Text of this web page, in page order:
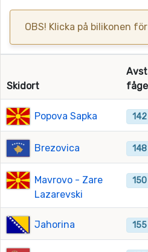
OBS! Klicka på bilikonen
Skidort
Popova Sapka
Brezovica
Mavrovo - Zare
Lazarevski
Jahorina